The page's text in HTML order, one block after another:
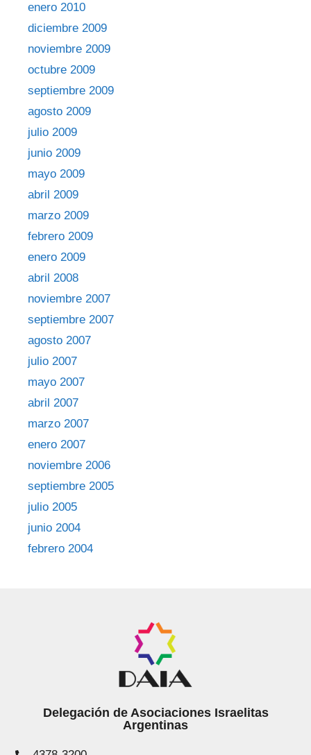
enero 2010
diciembre 2009
noviembre 2009
octubre 2009
septiembre 2009
agosto 2009
julio 2009
junio 2009
mayo 2009
abril 2009
marzo 2009
febrero 2009
enero 2009
abril 2008
noviembre 2007
septiembre 2007
agosto 2007
julio 2007
mayo 2007
abril 2007
marzo 2007
enero 2007
noviembre 2006
septiembre 2005
julio 2005
junio 2004
febrero 2004
Delegación de Asociaciones Israelitas
Argentinas